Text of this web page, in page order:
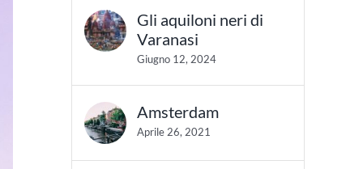
Gli aquiloni neri di
Varanasi
Giugno 12, 2024
Amsterdam
Aprile 26, 2021